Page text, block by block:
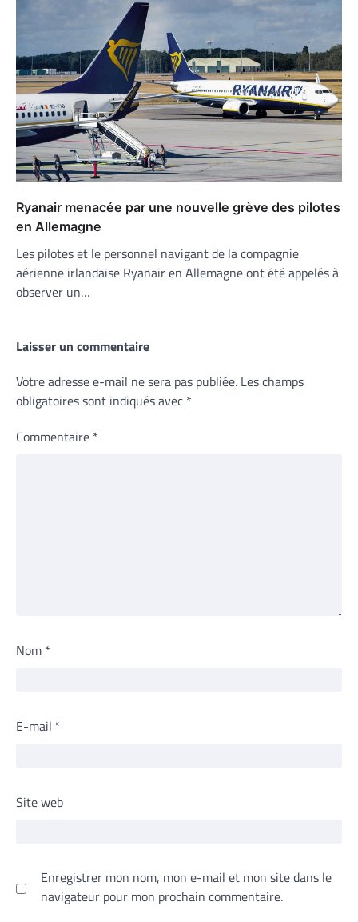
Ryanair menacée par une nouvelle grève des pilotes
en Allemagne
Les pilotes et le personnel navigant de la compagnie
aérienne irlandaise Ryanair en Allemagne ont été appelés à
observer un…
Laisser un commentaire
Votre adresse e-mail ne sera pas publiée. Les champs
obligatoires sont indiqués avec *
Commentaire *
Nom *
E-mail *
Site web
Enregistrer mon nom, mon e-mail et mon site dans le
navigateur pour mon prochain commentaire.